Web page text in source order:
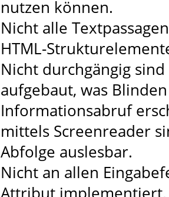
nutzen können.
Nicht alle
HTML-
Nicht durchgängig
aufgebaut, was
Informationsabruf
mittels Screenreader
Abfolge auslesbar.
Nicht an allen